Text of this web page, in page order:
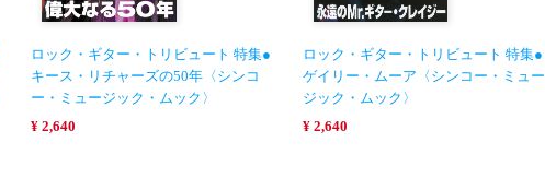
ロック・ギター・トリビュート 特集●
キース・リチャーズの50年〈シンコ
ー・ミュージック・ムック〉
¥ 2,640
ロック・ギター・トリビュート 特集●
ゲイリー・ムーア〈シンコー・ミュー
ジック・ムック〉
¥ 2,640